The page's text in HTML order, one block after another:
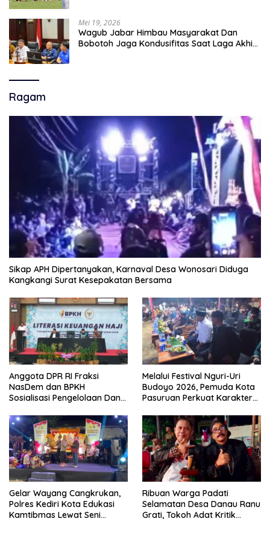
Mei 19, 2026
Wagub Jabar Himbau Masyarakat Dan
Bobotoh Jaga Kondusifitas Saat Laga Akhir
Ragam
Sikap APH Dipertanyakan, Karnaval Desa Wonosari Diduga
Kangkangi Surat Kesepakatan Bersama
Anggota DPR RI Fraksi
NasDem dan BPKH
Sosialisasi Pengelolaan Dana
Melalui Festival Nguri-Uri
Budoyo 2026, Pemuda Kota
Pasuruan Perkuat Karakter
Narkoba
Gelar Wayang Cangkrukan,
Polres Kediri Kota Edukasi
Kamtibmas Lewat Seni
Ribuan Warga Padati
Selamatan Desa Danau Ranu
Grati, Tokoh Adat Kritik